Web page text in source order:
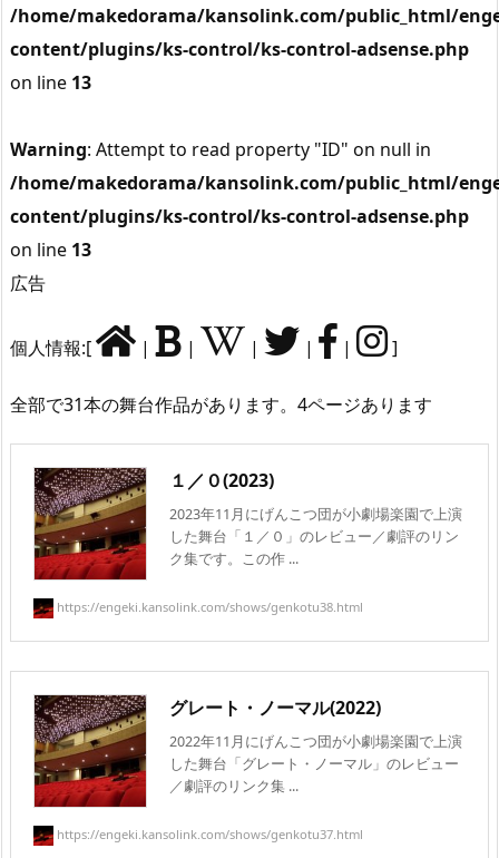
/home/makedorama/kansolink.com/public_html/
content/plugins/ks-control/ks-control-adsense.php
on line 13
Warning: Attempt to read property "ID" on null in
/home/makedorama/kansolink.com/public_html/
content/plugins/ks-control/ks-control-adsense.php
on line 13
広告
個人情報:[ | | | | | ]
全部で31本の舞台作品があります。4ページあります
１／０(2023)
2023年11月にげんこつ団が小劇場楽園で上演
した舞台「１／０」のレビュー／劇評のリン
ク集です。この作 ...
https://engeki.kansolink.com/shows/genkotu38.html
グレート・ノーマル(2022)
2022年11月にげんこつ団が小劇場楽園で上演
した舞台「グレート・ノーマル」のレビュー
／劇評のリンク集 ...
https://engeki.kansolink.com/shows/genkotu37.html